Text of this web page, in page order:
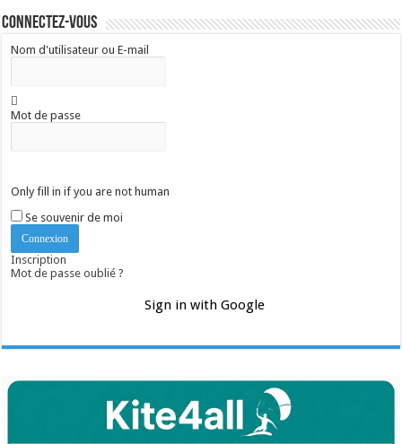
Connectez-vous
Nom d'utilisateur ou E-mail
Mot de passe
Only fill in if you are not human
Se souvenir de moi
Inscription
Mot de passe oublié ?
Sign in with Google